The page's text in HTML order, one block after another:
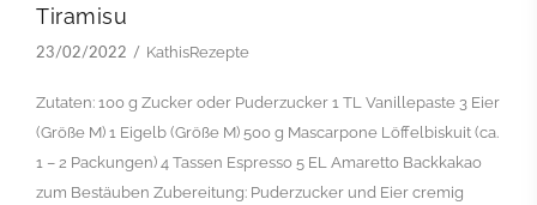
Tiramisu
23/02/2022 KathisRezepte
Zutaten: 100 g Zucker oder Puderzucker 1 TL Vanillepaste 3 Eier
(Größe M) 1 Eigelb (Größe M) 500 g Mascarpone Löffelbiskuit (ca.
1 – 2 Packungen) 4 Tassen Espresso 5 EL Amaretto Backkakao
zum Bestäuben Zubereitung: Puderzucker und Eier cremig